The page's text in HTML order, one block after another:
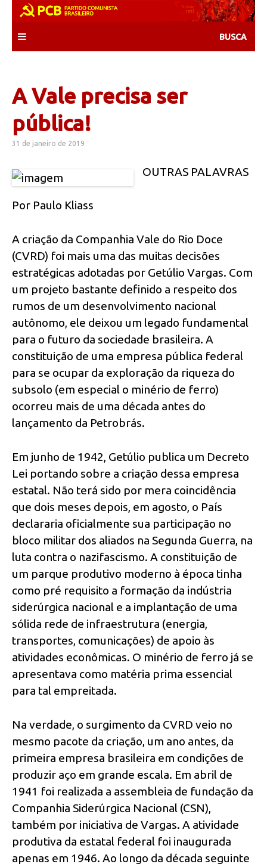
content
A Vale precisa ser
pública!
31 de janeiro de 2019
OUTRAS PALAVRAS
Por Paulo Kliass
A criação da Companhia Vale do Rio Doce
(CVRD) foi mais uma das muitas decisões
estratégicas adotadas por Getúlio Vargas. Com
um projeto bastante definido a respeito dos
rumos de um desenvolvimento nacional
autônomo, ele deixou um legado fundamental
para o futuro da sociedade brasileira. A
constituição de uma empresa pública federal
para se ocupar da exploração da riqueza do
subsolo (em especial o minério de ferro)
ocorreu mais de uma década antes do
lançamento da Petrobrás.
Em junho de 1942, Getúlio publica um Decreto
Lei portando sobre a criação dessa empresa
estatal. Não terá sido por mera coincidência
que dois meses depois, em agosto, o País
declararia oficialmente sua participação no
bloco militar dos aliados na Segunda Guerra, na
luta contra o nazifascismo. A constituição de
um parque produtivo moderno à época tinha
como pré requisito a formação da indústria
siderúrgica nacional e a implantação de uma
sólida rede de infraestrutura (energia,
transportes, comunicações) de apoio às
atividades econômicas. O minério de ferro já se
apresentava como matéria prima essencial
para tal empreitada.
Na verdade, o surgimento da CVRD veio no
mesmo pacote da criação, um ano antes, da
primeira empresa brasileira em condições de
produzir aço em grande escala. Em abril de
1941 foi realizada a assembleia de fundação da
Companhia Siderúrgica Nacional (CSN),
também por iniciativa de Vargas. A atividade
produtiva da estatal federal foi inaugurada
apenas em 1946. Ao longo da década seguinte